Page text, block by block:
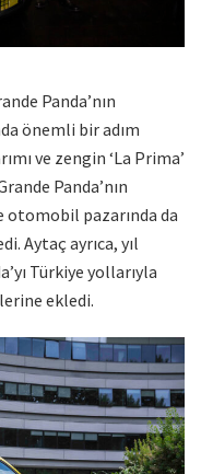
Panda’nın
önemli bir adım
ve zengin ‘La Prima’
Panda’nın
pazarında da
Aytaç ayrıca, yıl
Türkiye yollarıyla
ekledi.